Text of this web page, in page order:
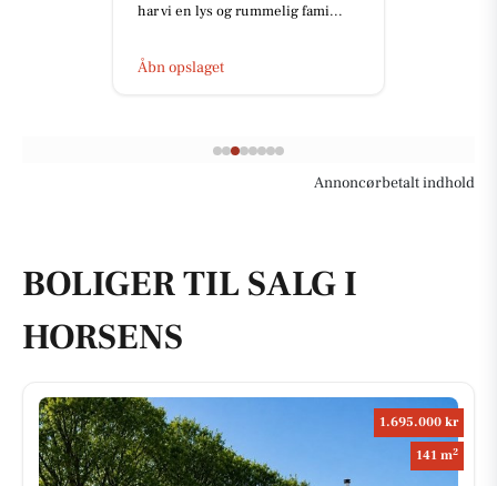
har vi en lys og rummelig fami...
Åbn opslaget
Annoncørbetalt indhold
BOLIGER TIL SALG I
HORSENS
1.695.000 kr
141 m2